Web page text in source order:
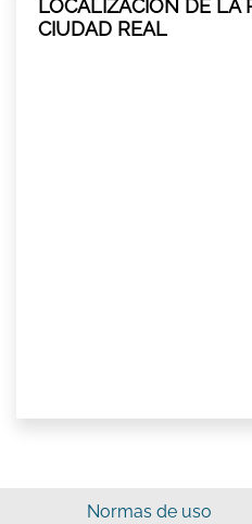
LOCALIZACIÓN DE LA
CIUDAD REAL
Normas de uso